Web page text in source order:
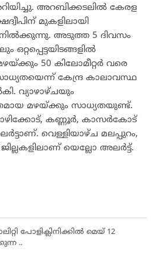
അറബിക്കടലിൽ കേരള
മുകളിലായി
അടുത്ത 5 ദിവസം
ഒറ്റപ്പെട്ടയിടങ്ങളിൽ
50 കിലോമീറ്റർ വരെ
കേന്ദ്ര കാലാവസ്ഥ
വ്യാഴാഴ്ചയും
മഴയ്ക്കും സാധ്യതയുണ്ട്.
കണ്ണൂർ, കാസർകോട്
വെള്ളിയാഴ്ച മലപ്പുറം,
യെല്ലോ അലർട്ട്.
പോളിക്ലിനിക്കിൽ മെയ്‌ 12
..